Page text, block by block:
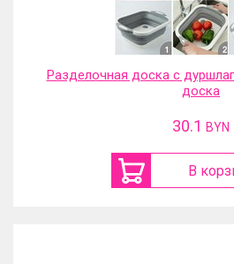
Разделочная доска с
доска
30.1 BYN
В